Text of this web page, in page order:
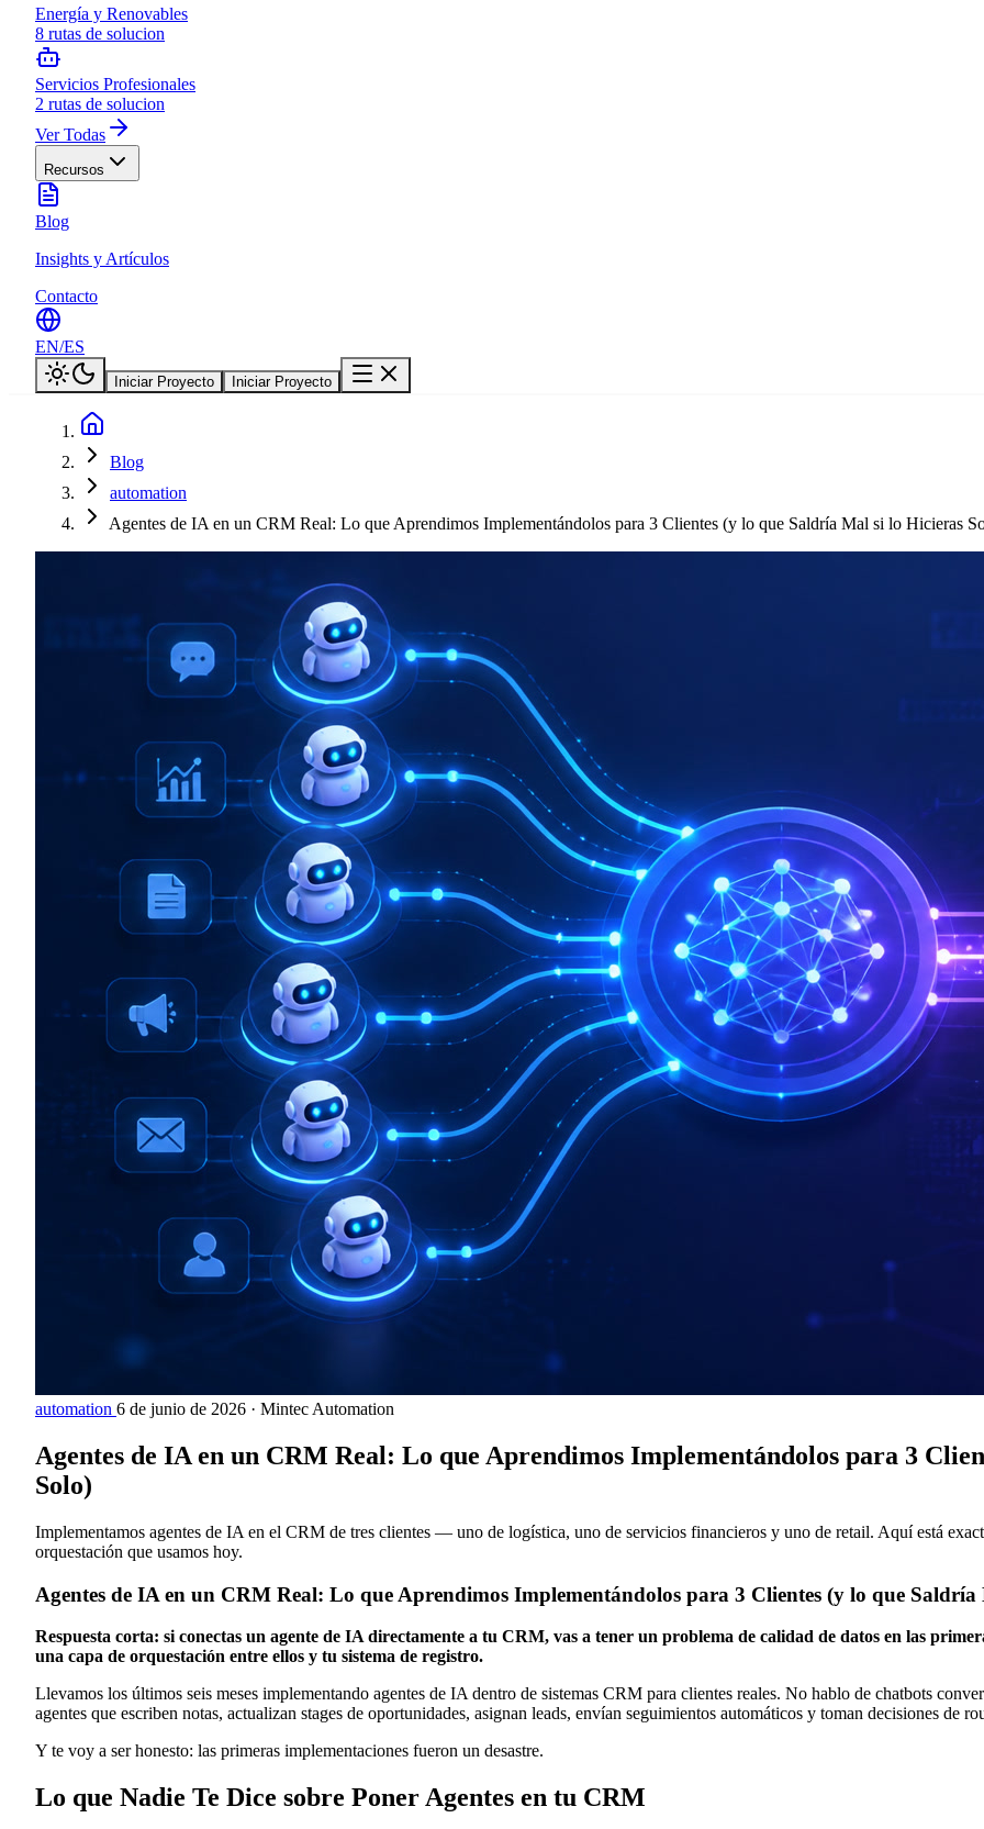
Energía y Renovables
8 rutas de solucion
Servicios Profesionales
2 rutas de solucion
Ver Todas
Recursos
Blog
Insights y Artículos
Contacto
EN/ES
Iniciar Proyecto Iniciar Proyecto
Blog
automation
Agentes de IA en un CRM Real: Lo que Aprendimos Implementándolos para 3 Clientes (y lo que Saldría Mal si lo Hicieras
automation 6 de junio de 2026 · Mintec Automation
Agentes de IA en un CRM Real: Lo que Aprendimos Implementándolos para 3
Solo)
Implementamos agentes de IA en el CRM de tres clientes — uno de logística, uno de servicios financieros y uno de retail. Aquí está
orquestación que usamos hoy.
Agentes de IA en un CRM Real: Lo que Aprendimos Implementándolos para 3 Clientes (y lo que
Respuesta corta: si conectas un agente de IA directamente a tu CRM, vas a tener un problema de calidad de datos en las
una capa de orquestación entre ellos y tu sistema de registro.
Llevamos los últimos seis meses implementando agentes de IA dentro de sistemas CRM para clientes reales. No hablo de chatbots
agentes que escriben notas, actualizan stages de oportunidades, asignan leads, envían seguimientos automáticos y toman decisiones
Y te voy a ser honesto: las primeras implementaciones fueron un desastre.
Lo que Nadie Te Dice sobre Poner Agentes en tu CRM